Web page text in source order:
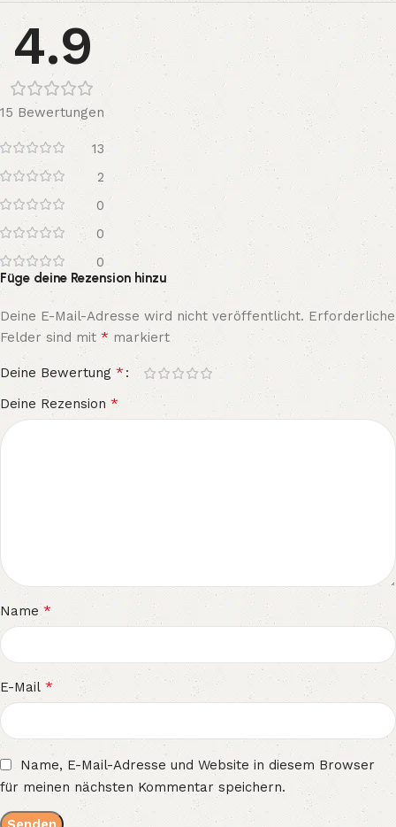
4.9
15 Bewertungen
13
2
0
0
0
Füge deine Rezension hinzu
Deine E-Mail-Adresse wird nicht veröffentlicht. Erforderliche
Felder sind mit* markiert
Deine Bewertung *
Deine Rezension *
Name*
E-Mail *
Name, E-Mail-Adresse und Website in diesem Browser
für meinen nächsten Kommentar speichern.